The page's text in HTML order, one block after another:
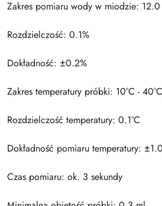
Zakres pomiaru wody w miodzie:
Rozdzielczość: 0.1%
Dokładność: ±0.2%
Zakres temperatury próbki: 10°C - 40°C
Rozdzielczość temperatury: 0.1°C
Dokładność pomiaru temperatury:
Czas pomiaru: ok. 3 sekundy